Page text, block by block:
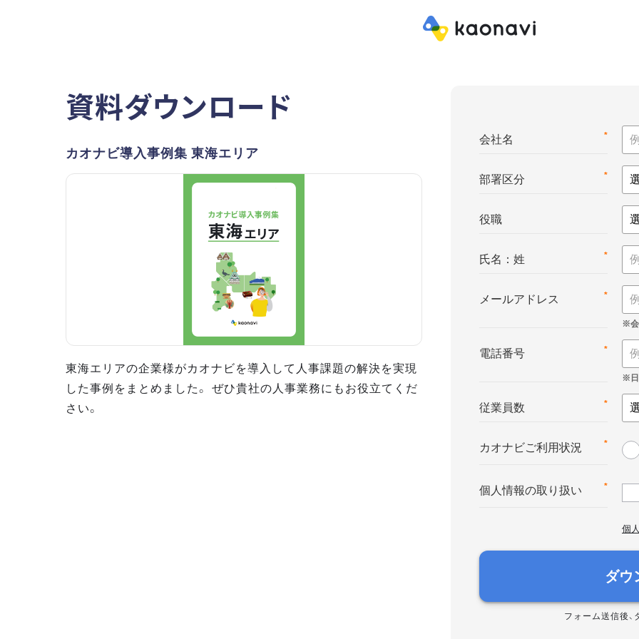
資料ダウンロード
カオナビ導入事例集 東海エリア
東海エリアの企業様がカオナビを導入して人事課題の解決を実現
した事例をまとめました。 ぜひ貴社の人事業務にもお役立てくだ
さい。
*
会社名
*
部署区分
役職
*
氏名：姓
*
メールアドレス
*
電話番号
*
従業員数
*
カオナビご利用状況
*
個人情報の取り扱い
個
ダウ
フォーム送信後